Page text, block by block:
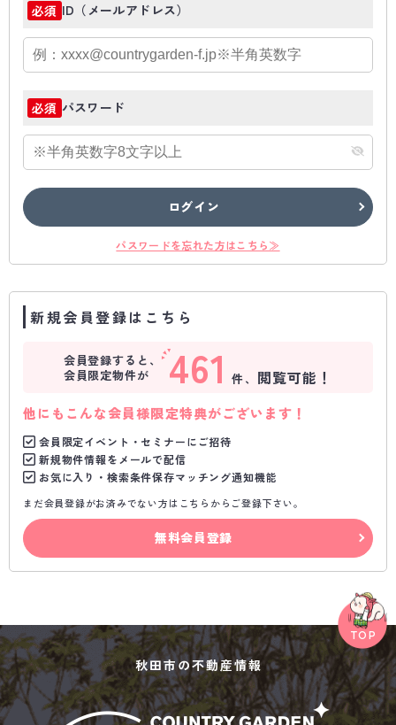
必須 ID（メールアドレス）
必須 パスワード
ログイン
パスワードを忘れた方はこちら≫
新規会員登録はこちら
会員登録すると、
会員限定物件が
461 件、 閲覧可能！
他にもこんな会員様限定特典がございます！
会員限定イベント・セミナーにご招待
新規物件情報をメールで配信
お気に入り・検索条件保存マッチング通知機能
まだ会員登録がお済みでない方はこちらからご登録下さい。
無料会員登録
秋田市の不動産情報